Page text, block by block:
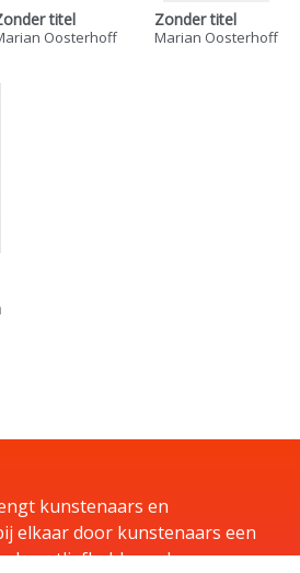
titel
Oosterhoff
Zonder titel
Marian Oosterhoff
kunstenaars en
elkaar door kunstenaars een
kunstliefhebbers de